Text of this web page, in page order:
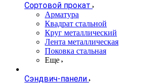
Сортовой прокат
Арматура
Квадрат стальной
Круг металлический
Лента металлическая
Поковка стальная
Еще
Сэндвич-панели